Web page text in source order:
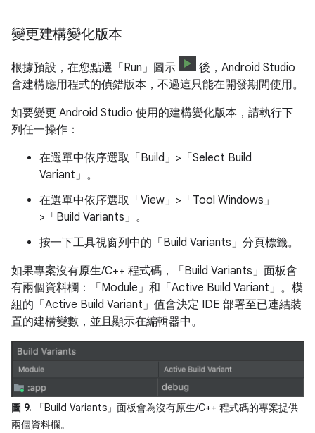
變更建構變化版本
根據預設，在您點選「Run」圖示
後，Android Studio
會建構應用程式的偵錯版本，不過這只能在開發期間使用。
如要變更 Android Studio 使用的建構變化版本，請執行下
列任一操作：
在選單中依序選取 「Build」>「Select Build
Variant」 。
在選單中依序選取「View」 >「Tool Windows」
>「Build Variants」 。
按一下工具視窗列中的「Build Variants」 分頁標籤。
如果專案沒有原生/C++ 程式碼，「Build Variants」 面板會
有兩個資料欄：
「Module」和「Active Build Variant」 。模
組的「Active Build Variant」 值會決定 IDE 部署至已連結裝
置的建構變數，並且顯示在編輯器中。
圖 9. 「Build Variants」 面板會為沒有原生/C++ 程式碼的專案提供
兩個資料欄。